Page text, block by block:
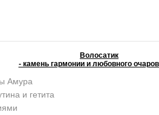
Волосатик
- камень гармонии и любовного
Амура
и гетита